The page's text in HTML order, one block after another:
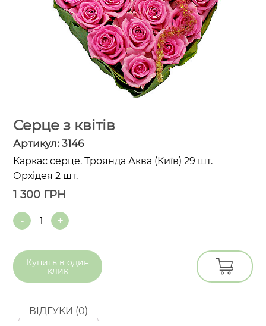
Серце з квітів
Артикул:3146
Каркас серце. Троянда Аква (Київ) 29 шт.
Орхідея 2 шт.
1 300 ГРН
Quantity
Купить в один
клик
ВІДГУКИ (0)